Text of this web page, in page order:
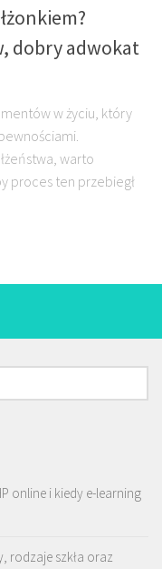
dobry adwokat
w życiu, który
warto
proces ten przebiegł
online i kiedy e-learning
rodzaje szkła oraz